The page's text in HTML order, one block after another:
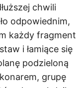
chwili
odpowiednim,
każdy fragment
i łamiące się
podzieloną
grupę